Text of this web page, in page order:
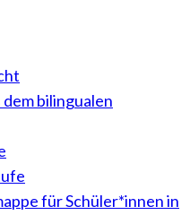
bilingualen
für Schüler*innen in